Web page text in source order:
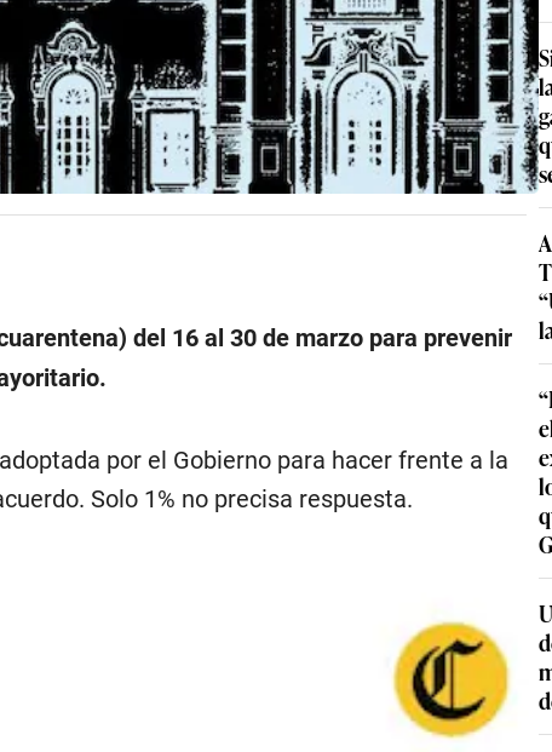
del 16 al 30 de marzo para prevenir
por el Gobierno para hacer frente a la
Solo 1% no precisa respuesta.